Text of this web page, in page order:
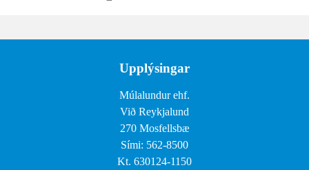
Upplýsingar
Múlalundur ehf.
Við Reykjalund
270 Mosfellsbæ
Sími: 562-8500
Kt. 630124-1150